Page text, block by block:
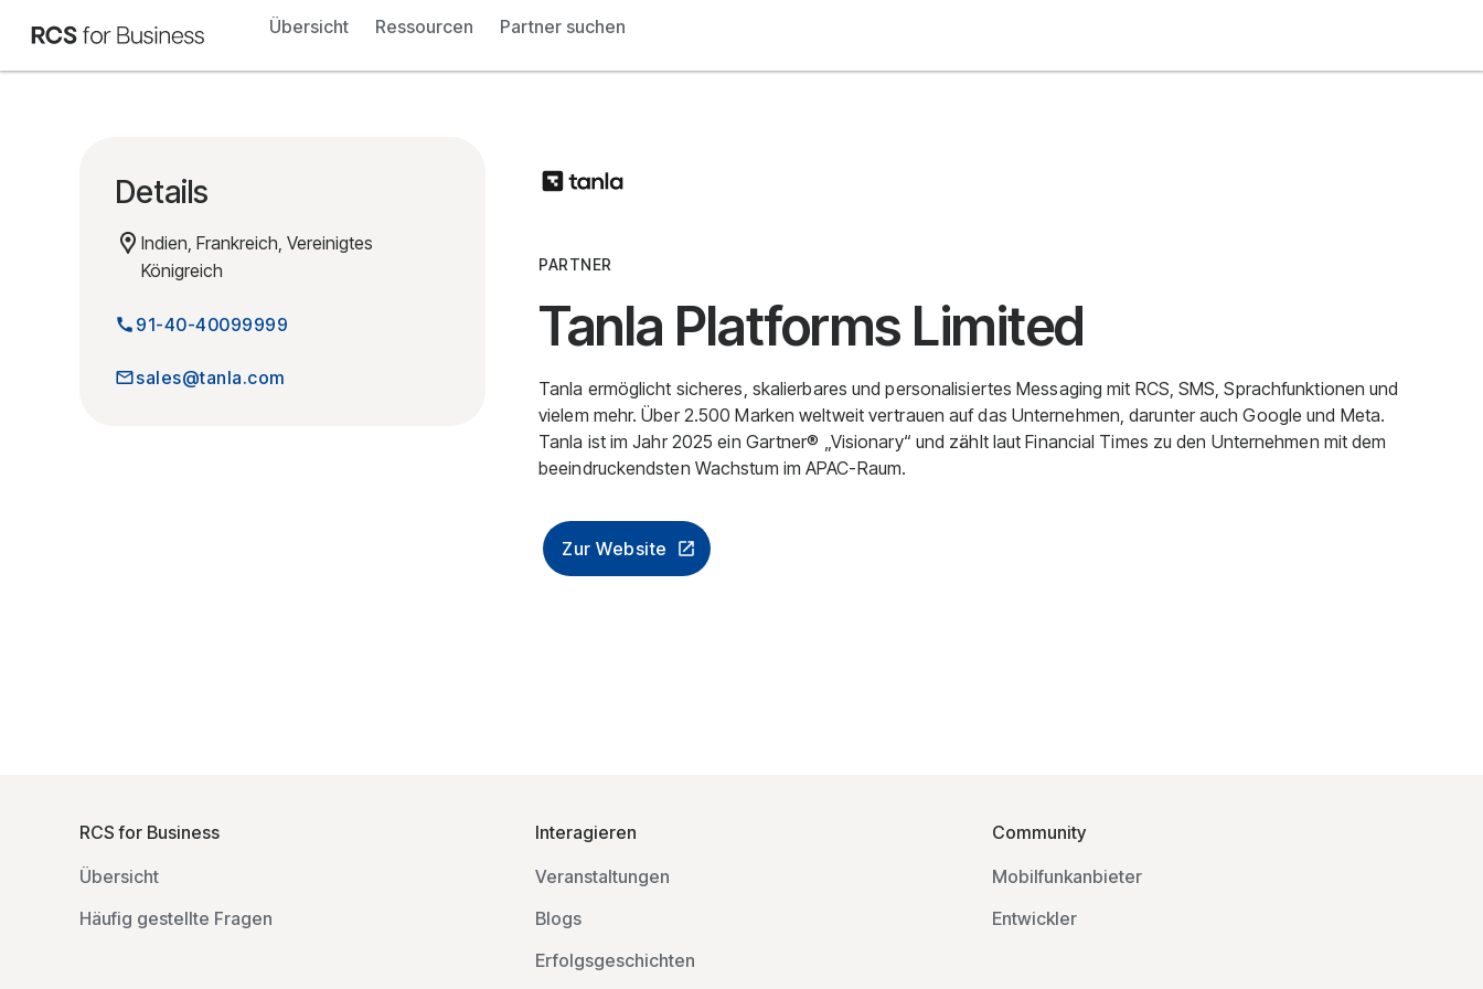
Übersicht Ressourcen Partner suchen
Details
Indien, Frankreich, Vereinigtes
Königreich
91-40-40099999
sales@tanla.com
PARTNER
Tanla Platforms Limited
Tanla ermöglicht sicheres, skalierbares und personalisiertes Messaging mit RCS, SMS, Sprachfunktionen und
vielem mehr. Über 2.500 Marken weltweit vertrauen auf das Unternehmen, darunter auch Google und Meta.
Tanla ist im Jahr 2025 ein Gartner® „Visionary“ und zählt laut Financial Times zu den Unternehmen mit dem
beeindruckendsten Wachstum im APAC-Raum.
Zur Website
RCS for Business
Übersicht
Häufig gestellte Fragen
Interagieren
Veranstaltungen
Blogs
Erfolgsgeschichten
Community
Mobilfunkanbieter
Entwickler